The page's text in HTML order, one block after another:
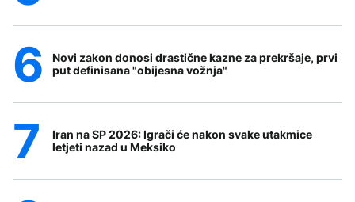
Novi zakon donosi drastične kazne za prekršaje, prvi
put definisana "obijesna vožnja"
Iran na SP 2026: Igrači će nakon svake utakmice
letjeti nazad u Meksiko